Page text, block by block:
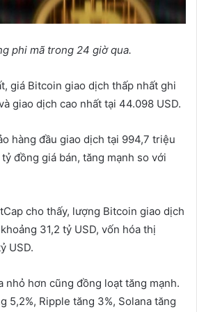
phi mã trong 24 giờ qua.
giá Bitcoin giao dịch thấp nhất ghi
giao dịch cao nhất tại 44.098 USD.
hàng đầu giao dịch tại 994,7 triệu
đồng giá bán, tăng mạnh so với
cho thấy, lượng Bitcoin giao dịch
31,2 tỷ USD, vốn hóa thị
USD.
nhỏ hơn cũng đồng loạt tăng mạnh.
5,2%, Ripple tăng 3%, Solana tăng